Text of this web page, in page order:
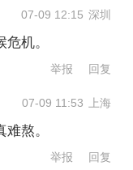
量均低于平
区、中东欧
地区。
英国大部分
底亚、波罗
07-09 12:15 深圳
机。
举报 回复
07-09 11:53 上海
熬。
举报 回复